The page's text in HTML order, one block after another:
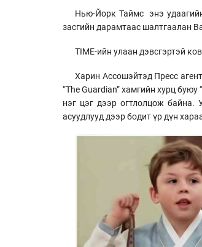
Нью-Йорк Таймс энэ
засгийн дарамтаас шалтгаалан
TIME-ийн улаан дэвсгэртэй
Харин Aссошэйтэд Пресс
“The Guardian” хамгийн хурц
нэг цэг дээр огтлолцож байна.
асуудлууд дээр бодит үр дүн